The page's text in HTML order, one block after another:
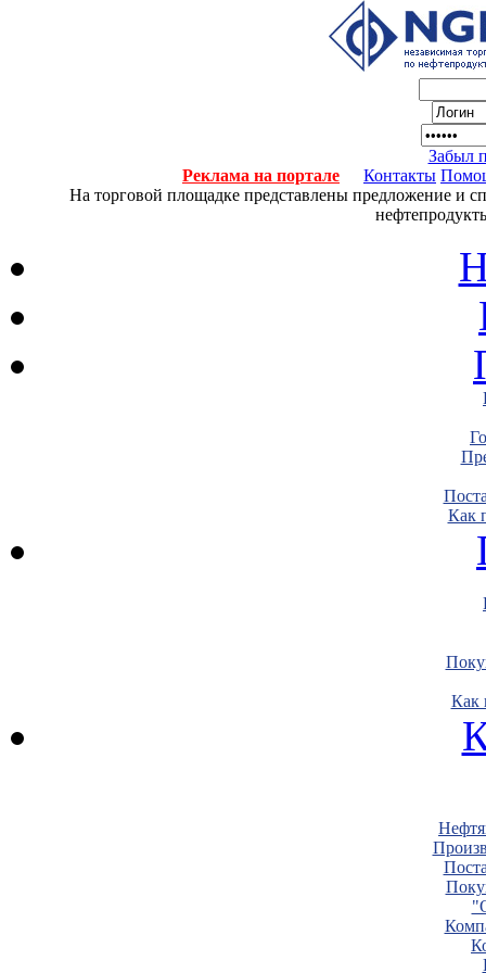
Забыл
Реклама на портале
Контакты
На торговой площадке представлены предложение и
Как
Как